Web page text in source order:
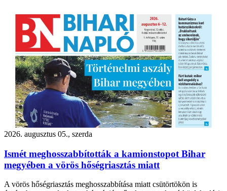
2026. augusztus 05., szerda
Ismét meghosszabbították a kamionstopot Bihar
megyében a vörös hőségriasztás miatt
A vörös hőségriasztás meghosszabbítása miatt csütörtökön is